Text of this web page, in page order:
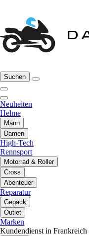
Suchen
Neuheiten
Helme
Mann
Damen
High-Tech
Rennsport
Motorrad & Roller
Cross
Abenteuer
Reparatur
Gepäck
Outlet
Marken
Kundendienst in Frankreich